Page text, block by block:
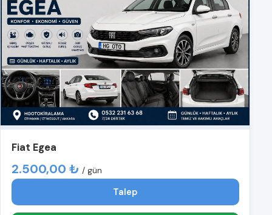
Fiat Egea
2.500,00 ₺ / gün
Talep